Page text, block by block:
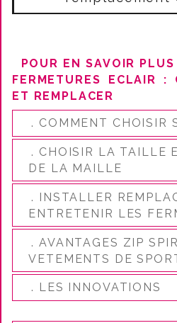
POUR EN SAVOIR
FERMETURES ECLAIR :
ET REMPLACER
. COMMENT CHOISIR
. CHOISIR LA TAILLE
DE LA MAILLE
. INSTALLER
ENTRETENIR LES
. AVANTAGES ZIP
VETEMENTS DE
. LES INNOVATIONS